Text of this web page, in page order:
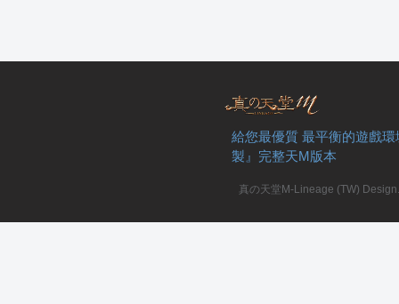
給您最優質 最平衡的遊戲
製』完整天M版本
真の天堂M-Lineage (TW)